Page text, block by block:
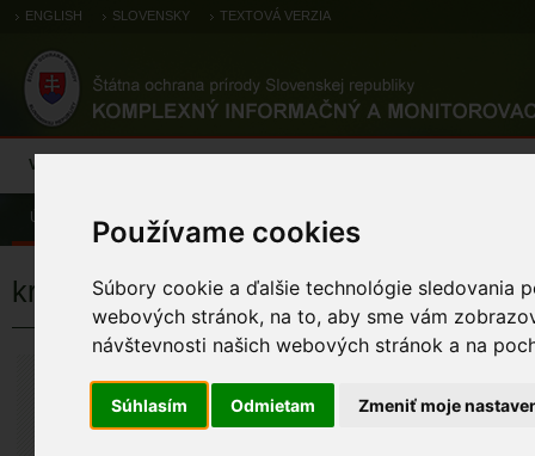
Používame cookies
Súbory cookie a ďalšie technológie sledovania
webových stránok, na to, aby sme vám
návštevnosti našich webových stránok a na
Súhlasím Odmietam Zmeniť moje
ENGLISH SLOVENSKY TEXTOVÁ VERZIA
Výsledky monitoringu
Úvod Pozorovania a výskytové dáta
krkavec čierny